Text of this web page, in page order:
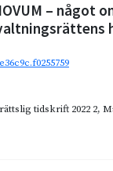
– något
tidskrift 2022 2,